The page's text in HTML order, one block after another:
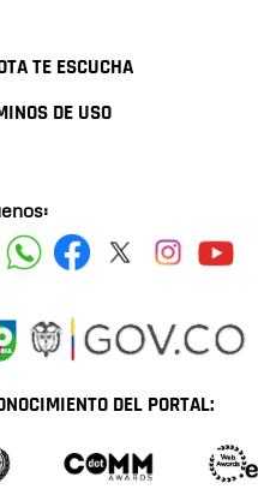
TE ESCUCHA
DE USO
DEL PORTAL: